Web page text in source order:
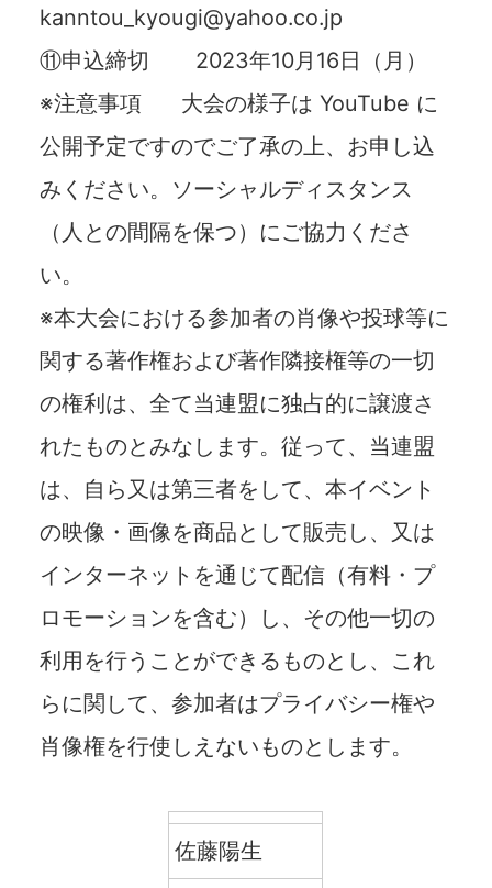
kanntou_kyougi@yahoo.co.jp
⑪申込締切 2023年10⽉16⽇（月）
※注意事項 ⼤会の様⼦は YouTube に
公開予定ですのでご了承の上、お申し込
みください。ソーシャルディスタンス
（⼈との間隔を保つ）にご協⼒くださ
い。
※本⼤会における参加者の肖像や投球等に
関する著作権および著作隣接権等の⼀切
の権利は、全て当連盟に独占的に譲渡さ
れたものとみなします。従って、当連盟
は、⾃ら⼜は第三者をして、本イベント
の映像・画像を商品として販売し、⼜は
インターネットを通じて配信（有料・プ
ロモーションを含む）し、その他⼀切の
利⽤を⾏うことができるものとし、これ
らに関して、参加者はプライバシー権や
肖像権を⾏使しえないものとします。
佐藤陽生